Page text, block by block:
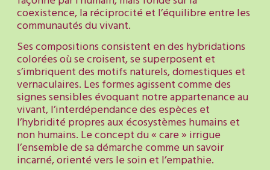
coexistence, la réciprocité et l’équilibre entre les
communautés du vivant.
Ses compositions consistent en des hybridations
colorées où se croisent, se superposent et
s’imbriquent des motifs naturels, domestiques et
vernaculaires. Les formes agissent comme des
signes sensibles évoquant notre appartenance au
vivant, l’interdépendance des espèces et
l’hybridité propres aux écosystèmes humains et
non humains. Le concept du « care » irrigue
l’ensemble de sa démarche comme un savoir
incarné, orienté vers le soin et l’empathie.